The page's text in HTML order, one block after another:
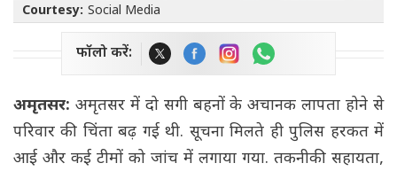
Courtesy: Social Media
फॉलो करें:
अमृतसर: अमृतसर में दो सगी बहनों के अचानक लापता होने से
परिवार की चिंता बढ़ गई थी. सूचना मिलते ही पुलिस हरकत में
आई और कई टीमों को जांच में लगाया गया. तकनीकी सहायता,